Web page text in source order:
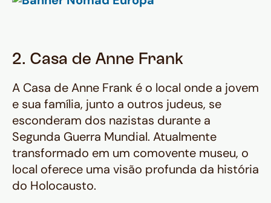
2. Casa de Anne Frank
A Casa de Anne Frank é o local onde a jovem
e sua família, junto a outros judeus, se
esconderam dos nazistas durante a
Segunda Guerra Mundial. Atualmente
transformado em um comovente museu, o
local oferece uma visão profunda da história
do Holocausto.